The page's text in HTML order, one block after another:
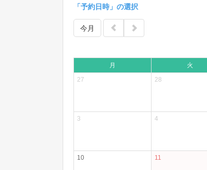
「予約日時」の選択
今月
月 火
27
28
3 4
10 11